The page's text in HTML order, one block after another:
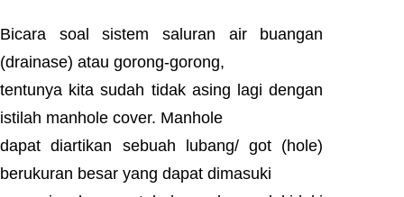
Bicara soal sistem saluran air buangan
(drainase) atau gorong-gorong,
tentunya kita sudah tidak asing lagi dengan
istilah manhole cover. Manhole
dapat diartikan sebuah lubang/ got (hole)
berukuran besar yang dapat dimasuki